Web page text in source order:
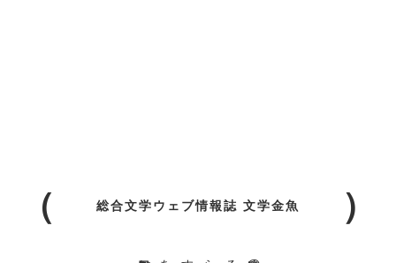
総合文学ウェブ情報誌 文学金魚